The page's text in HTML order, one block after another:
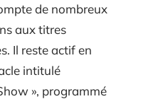
de nombreux
aux titres
Il reste actif en
intitulé
», programmé